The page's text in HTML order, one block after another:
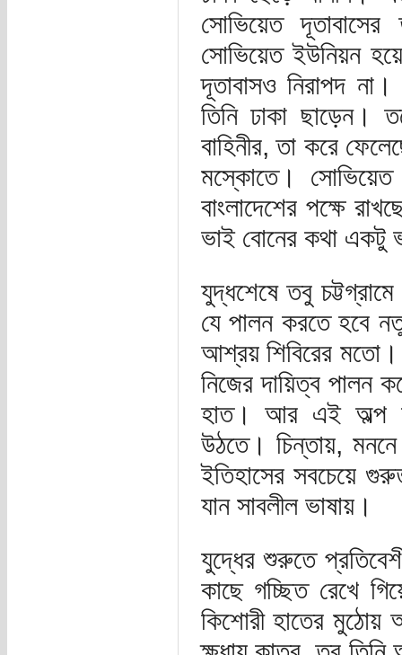
সোভিয়েত
সোভিয়েত ইউনিয়ন
দূতাবাসও নিরাপদ
তিনি ঢাকা ছাড়েন।
বাহিনীর, তা করে
মস্কোতে। সোভিয়েত
বাংলাদেশের পক্ষে
ভাই বোনের কথা একটু
যুদ্ধশেষে তবু
যে পালন করতে হবে
আশ্রয় শিবিরের মতো।
নিজের দায়িত্ব পালন
হাত। আর এই অল্প
উঠতে। চিন্তায়,
ইতিহাসের সবচেয়ে
যান সাবলীল ভাষায়।
যুদ্ধের শুরুতে
কাছে গচ্ছিত রেখে
কিশোরী হাতের